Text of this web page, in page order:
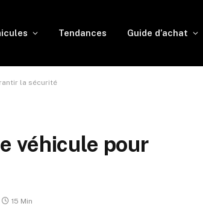
Tendances Guide d’achat
la sécurité
véhicule pour
15 Min